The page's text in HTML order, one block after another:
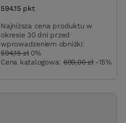
594.15 pktpunktów
Najniższa cena produktu w
okresie 30 dni przed
wprowadzeniem obniżki:
594,15 zł 0%
Cena katalogowa: 699,00 zł -15%